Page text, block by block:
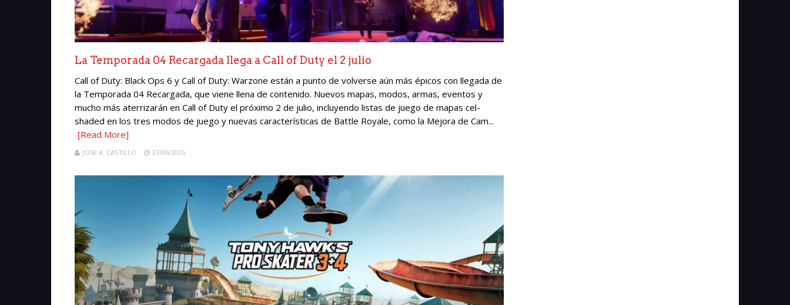
La Temporada 04 Recargada llega a Call of Duty el 2 julio
Call of Duty: Black Ops 6 y Call of Duty: Warzone están a punto de volverse aún más épicos con llegada de
la Temporada 04 Recargada, que viene llena de contenido. Nuevos mapas, modos, armas, eventos y
mucho más aterrizarán en Call of Duty el próximo 2 de julio, incluyendo listas de juego de mapas cel-
shaded en los tres modos de juego y nuevas características de Battle Royale, como la Mejora de Cam...
[Read More]
JOSE A. CASTILLO 27/06/2025